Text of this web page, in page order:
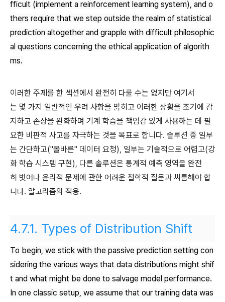
fficult (implement a reinforcement learning system), and o
thers require that we step outside the realm of statistical
prediction altogether and grapple with difficult philosophic
al questions concerning the ethical application of algorith
ms.
이러한 주제를 한 섹션에서 완전히 다룰 수는 없지만 여기서
는 몇 가지 일반적인 우려 사항을 밝히고 이러한 상황을 조기에 감
지하고 손상을 완화하며 기계 학습을 책임감 있게 사용하는 데 필
요한 비판적 사고를 자극하는 것을 목표로 합니다. 솔루션 중 일부
는 간단하고("올바른" 데이터 요청), 일부는 기술적으로 어렵고(강
화 학습 시스템 구현), 다른 솔루션은 통계적 예측 영역을 완전
히 벗어나 윤리적 문제에 관한 어려운 철학적 질문과 씨름해야 합
니다. 알고리즘의 적용.
4.7.1. Types of Distribution Shift
To begin, we stick with the passive prediction setting con
sidering the various ways that data distributions might shif
t and what might be done to salvage model performance.
In one classic setup, we assume that our training data was